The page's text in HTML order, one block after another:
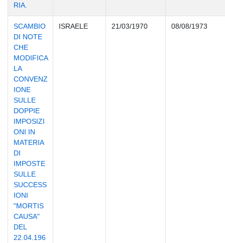
RIA.
SCAMBIO
DI NOTE
CHE
MODIFICA
LA
CONVENZ
IONE
SULLE
DOPPIE
IMPOSIZI
ONI IN
MATERIA
DI
IMPOSTE
SULLE
SUCCESS
IONI
"MORTIS
CAUSA"
DEL
22.04.196
ISRAELE 21/03/1970 08/08/1973